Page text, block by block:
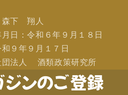
森下 翔人
日：令和６年９月１８日
９年９月１７日
団法人 酒類政策研究所
ンのご登録